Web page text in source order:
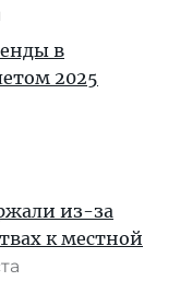
в
2025
из-за
к местной